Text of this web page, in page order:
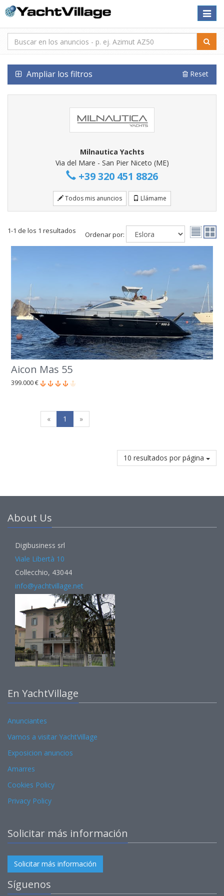
Toggle
Ampliar los filtros Reset
Milnautica Yachts
Via del Mare - San Pier Niceto (ME)
+39 320 451 8826
Todos mis anuncios Llámame
1-1 de los 1 resultados Ordenar por:
Aicon Mas 55
399.000 €
« 1 »
10 resultados por página
About Us
Digibusiness srl
Viale Libertà 10
Collecchio, 43044
info@yachtvillage.net
En YachtVillage
Anunciantes
Vamos a visitar YachtVillage
Exposicion anuncios
Amarres
Cookies Policy
Privacy Policy
Solicitar más información
Solicitar más información
Síguenos